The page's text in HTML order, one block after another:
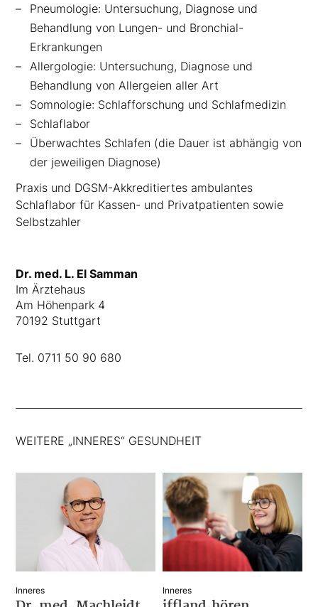
Dr. med. L. El Samman
Im Ärztehaus
Am Höhenpark 4
70192 Stuttgart
Tel. 0711 50 90 680
Pneumologie: Untersuchung, Diagnose und
Behandlung von Lungen- und Bronchial-
Erkrankungen
Allergologie: Untersuchung, Diagnose und
Behandlung von Allergeien aller Art
Somnologie: Schlafforschung und Schlafmedizin
Schlaflabor
Überwachtes Schlafen (die Dauer ist abhängig von
der jeweiligen Diagnose)
Praxis und DGSM-Akkreditiertes ambulantes
Schlaflabor für Kassen- und Privatpatienten sowie
Selbstzahler
WEITERE „INNERES“ GESUNDHEIT
Inneres Inneres